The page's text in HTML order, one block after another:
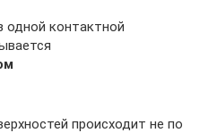
одной контактной
происходит не по